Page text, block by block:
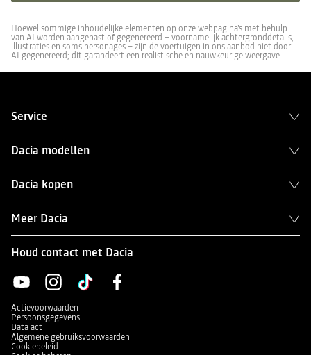
Hoewel sommige inhoudelijke elementen op onze webpagina's met behulp
van AI worden aangepast of gegenereerd – voornamelijk achtergronddetails,
illustraties en soms personages – zijn de voertuigen in ons aanbod niet door
AI gegenereerd; dit garandeert een realistische en nauwkeurige weergave.
Service
Dacia modellen
Dacia kopen
Meer Dacia
Houd contact met Dacia
Actievoorwaarden
Persoonsgegevens
Data act
Algemene gebruiksvoorwaarden
Cookiebeleid